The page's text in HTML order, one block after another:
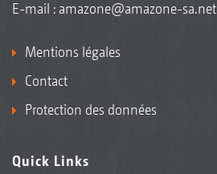
E-mail : amazone@amazone-sa.net
Mentions légales
Contact
Protection des données
Quick Links